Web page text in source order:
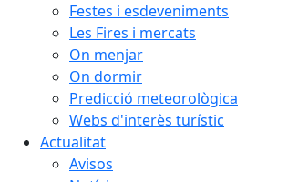
Festes i esdeveniments
Les Fires i mercats
On menjar
On dormir
Predicció meteorològica
Webs d'interès turístic
Actualitat
Avisos